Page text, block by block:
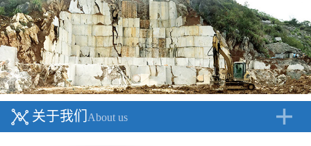
关于我们 About us